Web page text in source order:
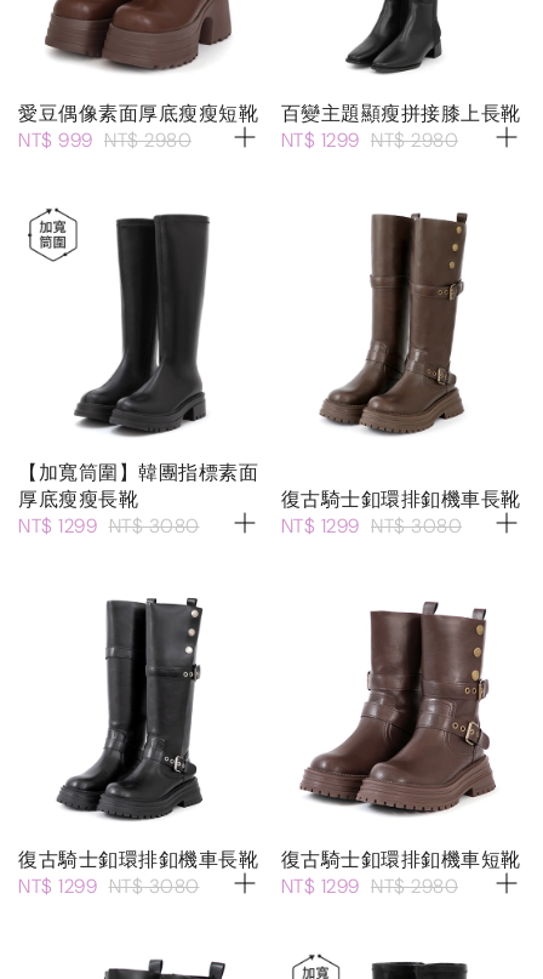
愛豆偶像素面厚底瘦瘦短靴
NT$ 999 NT$ 2980
百變主題顯瘦拼接膝上長靴
NT$ 1299 NT$ 2980
【加寬筒圍】韓團指標素面
厚底瘦瘦長靴
NT$ 1299 NT$ 3080
復古騎士釦環排釦機車長靴
NT$ 1299 NT$ 3080
復古騎士釦環排釦機車長靴
NT$ 1299 NT$ 3080
復古騎士釦環排釦機車短靴
NT$ 1299 NT$ 2980